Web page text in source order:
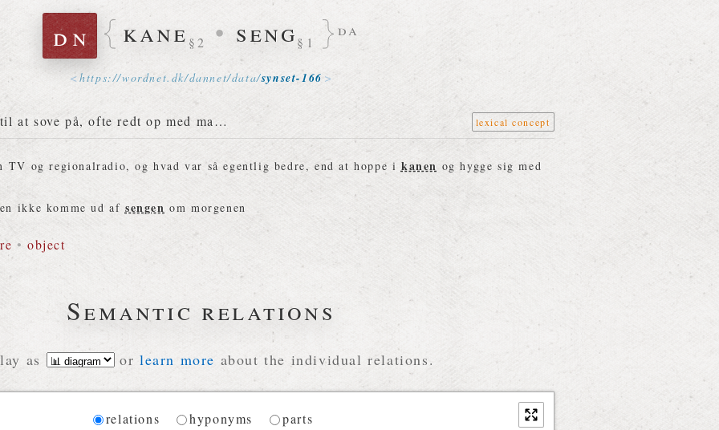
dn kane §2 • seng§1
da
https://wordnet. dk/dannet/data/synset-166
at sove på, ofte redt op med ma… lexical concept
TV og regionalradio, og hvad var så egentlig bedre, end at hoppe i kanen og hygge sig med
ikke komme ud af sengen om morgenen
• object
Semantic relations
as or learn more about the individual relations.
Diagram
relations hyponyms parts